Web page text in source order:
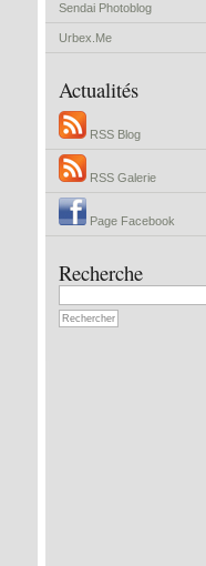
Sendai Photoblog
Urbex.Me
Actualités
RSS Blog
RSS Galerie
Page Facebook
Recherche